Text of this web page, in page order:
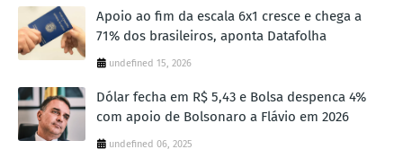
Apoio ao fim da escala 6x1 cresce e chega a
71% dos brasileiros, aponta Datafolha
undefined 15, 2026
Dólar fecha em R$ 5,43 e Bolsa despenca 4%
com apoio de Bolsonaro a Flávio em 2026
undefined 06, 2025